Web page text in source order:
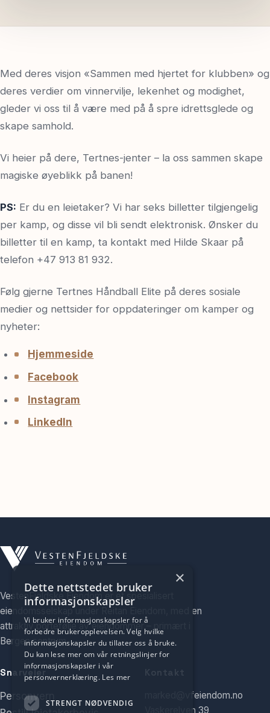
Med deres visjon «Sammen med hjertet for klubben» og
deres verdier om vinnervilje, lekenhet og modighet,
gleder vi oss til å være med på å spre idrettsglede og
skape samhold.
Vi heier på dere, Tertnes-jenter – la oss sammen skape
magiske øyeblikk på banen!
PS: Er du en leietaker? Vi har seks billetter tilgjengelig
per kamp, og disse vil bli sendt elektronisk. Ønsker du
billetter til en kamp, ta kontakt med Hilde Skaar på
telefon +47 913 81 932.
Følg gjerne Tertnes Håndball Elite på deres sosiale
medier og nettsider for oppdateringer om kamper og
nyheter:
Hjemmeside
Facebook
Instagram
LinkedIn
VestenFjeldske Eiendom er et spesialisert
eiendomsselskap under Reitan Eiendom, med en
attraktiv portefølje av eiendommer – primært i
Bergen sentrum.
Snarveier
Personvern
marked@vfeiendom.no
Vaskerelven 39
×
Dette nettstedet bruker
informasjonskapsler
Vi bruker informasjonskapsler for å
forbedre brukeropplevelsen. Velg hvilke
informasjonskapsler du tillater oss å bruke.
Du kan lese mer om vår retningslinjer for
informasjonskapsler i vår
personvernerklæring. Les mer
STRENGT NØDVENDIG